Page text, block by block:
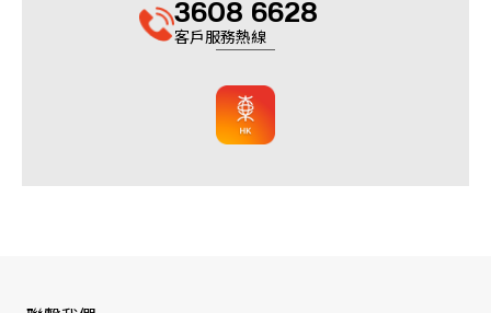
3608 6628
客戶服務熱線